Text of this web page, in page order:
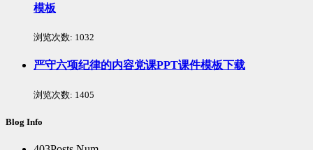
模板
浏览次数: 1032
严守六项纪律的内容党课PPT课件模板下载
浏览次数: 1405
Blog Info